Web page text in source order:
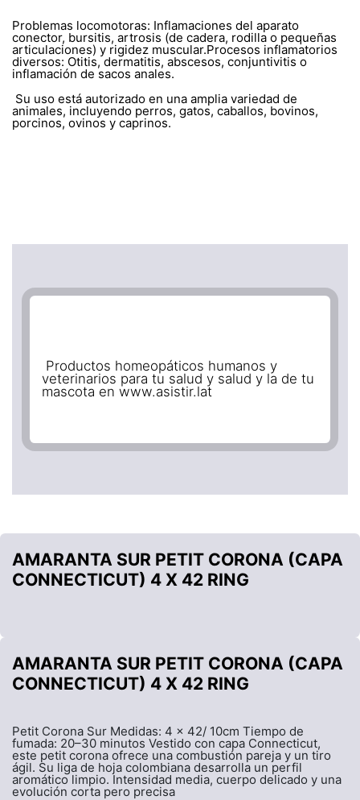
Problemas locomotoras: Inflamaciones del aparato
conector, bursitis, artrosis (de cadera, rodilla o pequeñas
articulaciones) y rigidez muscular.Procesos inflamatorios
diversos: Otitis, dermatitis, abscesos, conjuntivitis o
inflamación de sacos anales.
Su uso está autorizado en una amplia variedad de
animales, incluyendo perros, gatos, caballos, bovinos,
porcinos, ovinos y caprinos.
Productos homeopáticos humanos y
veterinarios para tu salud y salud y la de tu
mascota en www.asistir.lat
AMARANTA SUR PETIT CORONA (CAPA
CONNECTICUT) 4 X 42 RING
AMARANTA SUR PETIT CORONA (CAPA
CONNECTICUT) 4 X 42 RING
Petit Corona Sur Medidas: 4 x 42/ 10cm Tiempo de
fumada: 20–30 minutos Vestido con capa Connecticut,
este petit corona ofrece una combustión pareja y un tiro
ágil. Su liga de hoja colombiana desarrolla un perfil
aromático limpio. Intensidad media, cuerpo delicado y una
evolución corta pero precisa